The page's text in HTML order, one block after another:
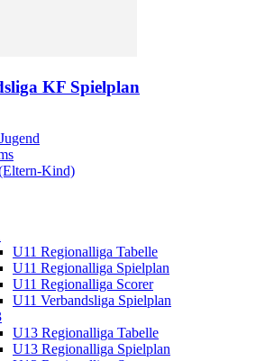
KF Spielplan
Kind)
U11 Regionalliga Tabelle
U11 Regionalliga Spielplan
U11 Regionalliga Scorer
U11 Verbandsliga Spielplan
U13 Regionalliga Tabelle
U13 Regionalliga Spielplan